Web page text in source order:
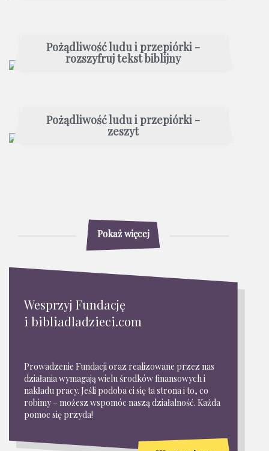
Pożądliwość ludu i przepiórki -
rozszyfruj tekst biblijny
Pożądliwość ludu i przepiórki -
zeszyt
Pokaż więcej
Wesprzyj Fundację
i bibliadladzieci.com
Prowadzenie Fundacji oraz realizowane przez nas
działania wymagają wielu środków finansowych i
nakładu pracy. Jeśli podoba ci się ta strona i to, co
robimy – możesz wspomóc naszą działalność. Każda
pomoc się przyda!